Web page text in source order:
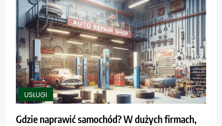
USŁUGI
Gdzie naprawić samochód? W dużych firmach,